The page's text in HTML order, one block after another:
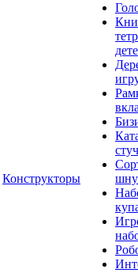
Конструкторы